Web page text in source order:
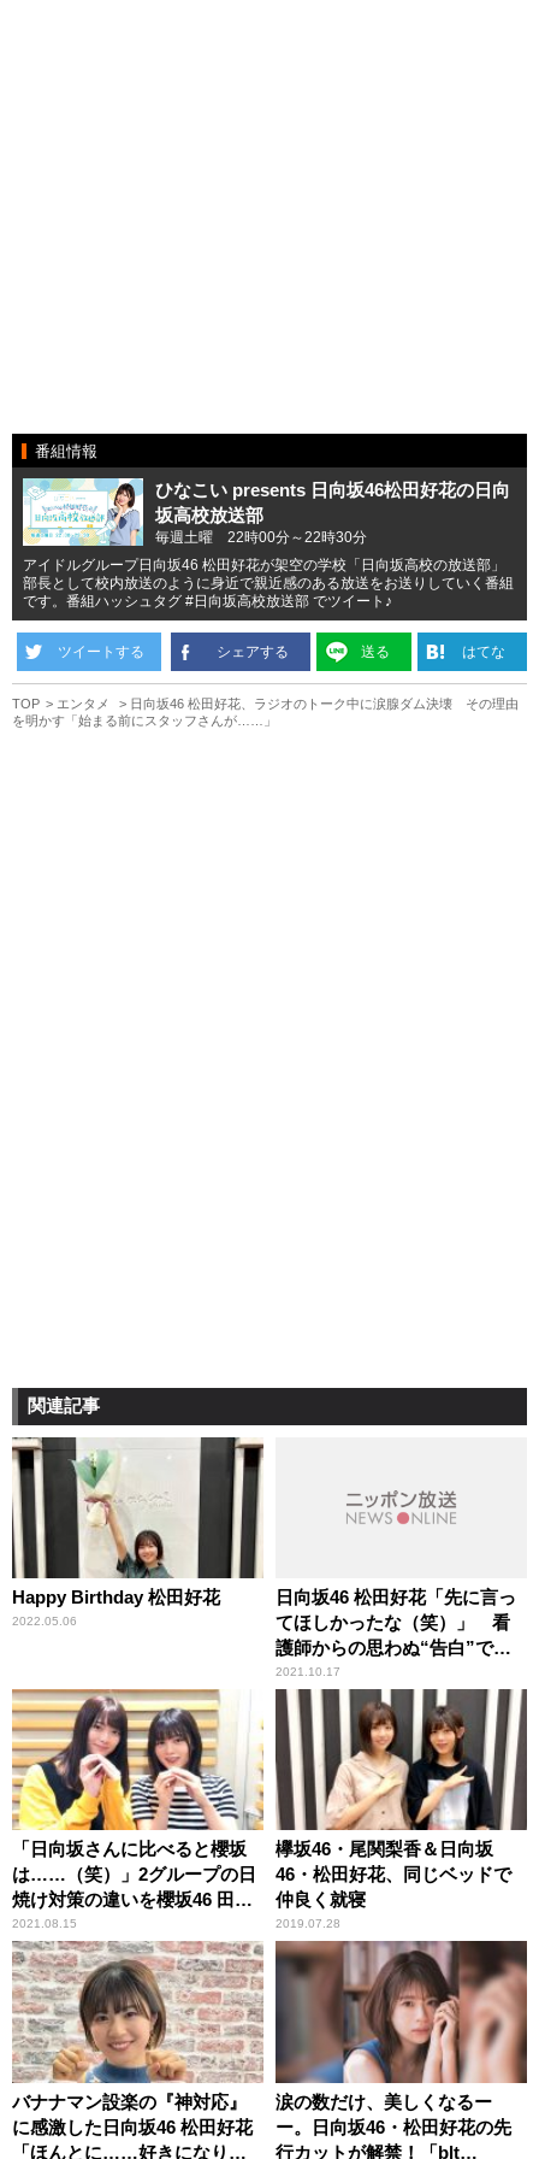
番組情報
ひなこい presents 日向坂46松田好花の日向
坂高校放送部
毎週土曜 22時00分～22時30分
アイドルグループ日向坂46 松田好花が架空の学校「日向坂高校の放送部」
部長として校内放送のように身近で親近感のある放送をお送りしていく番組
です。番組ハッシュタグ #日向坂高校放送部 でツイート♪
ツイートする シェアする 送る はてな
TOP エンタメ
日向坂46 松田好花、ラジオのトーク中に涙腺ダム決壊 その理由
を明かす「始まる前にスタッフさんが……」
関連記事
Happy Birthday 松田好花
2022.05.06
日向坂46 松田好花「先に言っ
てほしかったな（笑）」 看
護師からの思わぬ“告白”で頭
が真っ白になった顛末を明か
す
2021.10.17
「日向坂さんに比べると櫻坂
は……（笑）」2グループの日
焼け対策の違いを櫻坂46 田村
保乃＆尾関梨香が振り返る
2021.08.15
欅坂46・尾関梨香＆日向坂
46・松田好花、同じベッドで
仲良く就寝
2019.07.28
バナナマン設楽の『神対応』
に感激した日向坂46 松田好花
「ほんとに……好きになりま
涙の数だけ、美しくなるー
ー。日向坂46・松田好花の先
行カットが解禁！「blt